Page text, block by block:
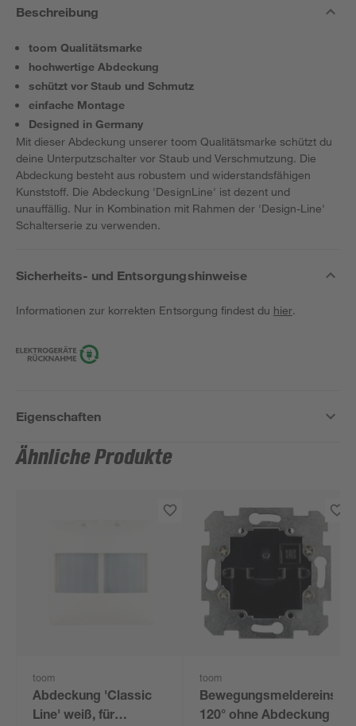
Beschreibung
toom Qualitätsmarke
hochwertige Abdeckung
schützt vor Staub und Schmutz
einfache Montage
Designed in Germany
Mit dieser Abdeckung unserer toom Qualitätsmarke schützt du
deine Unterputzschalter vor Staub und Verschmutzung. Die
Abdeckung besteht aus robustem und widerstandsfähigen
Kunststoff. Die Abdeckung 'DesignLine' ist dezent und
unauffällig. Nur in Kombination mit Rahmen der 'Design-Line'
Schalterserie zu verwenden.
Sicherheits- und Entsorgungshinweise
Informationen zur korrekten Entsorgung findest du hier.
Eigenschaften
Ähnliche Produkte
toom
Abdeckung 'Classic
Line' weiß, für
toom
Bewegungsmeldereinsatz
120° ohne Abdeckung